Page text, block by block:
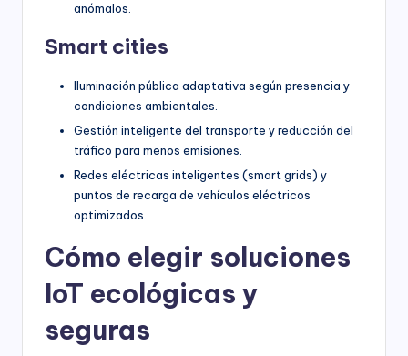
anómalos.
Smart cities
Iluminación pública adaptativa según presencia y
condiciones ambientales.
Gestión inteligente del transporte y reducción del
tráfico para menos emisiones.
Redes eléctricas inteligentes (smart grids) y
puntos de recarga de vehículos eléctricos
optimizados.
Cómo elegir soluciones
IoT ecológicas y
seguras